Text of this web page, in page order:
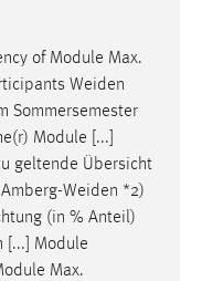
of Module Max.
Weiden
Sommersemester
Module [...]
geltende Übersicht
Amberg-Weiden *2)
(in % Anteil)
[...] Module
Max.